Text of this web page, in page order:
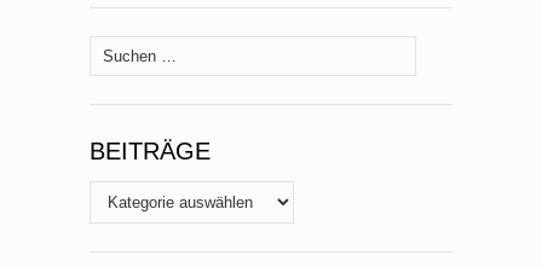
Suche
nach:
BEITRÄGE
Beiträge